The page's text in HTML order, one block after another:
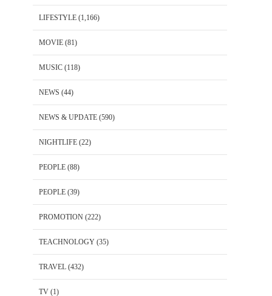
LIFESTYLE (1,166)
MOVIE (81)
MUSIC (118)
NEWS (44)
NEWS & UPDATE (590)
NIGHTLIFE (22)
PEOPLE (88)
PEOPLE (39)
PROMOTION (222)
TEACHNOLOGY (35)
TRAVEL (432)
TV (1)